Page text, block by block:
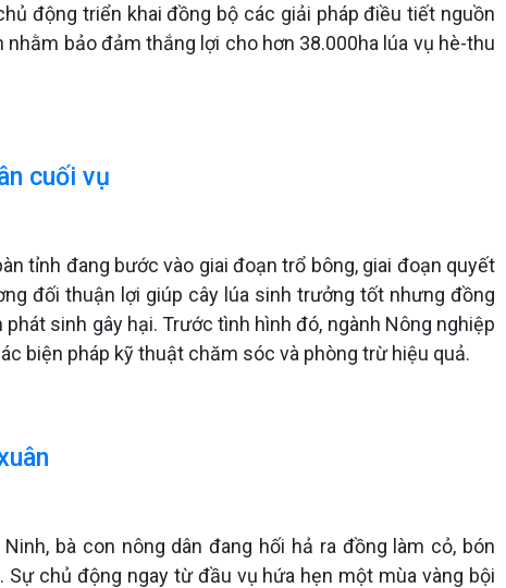
động triển khai đồng bộ các giải pháp điều tiết nguồn
bảo đảm thắng lợi cho hơn 38.000ha lúa vụ hè-thu
cuối vụ
tỉnh đang bước vào giai đoạn trổ bông, giai đoạn quyết
đối thuận lợi giúp cây lúa sinh trưởng tốt nhưng đồng
sinh gây hại. Trước tình hình đó, ngành Nông nghiệp
biện pháp kỹ thuật chăm sóc và phòng trừ hiệu quả.
bà con nông dân đang hối hả ra đồng làm cỏ, bón
chủ động ngay từ đầu vụ hứa hẹn một mùa vàng bội